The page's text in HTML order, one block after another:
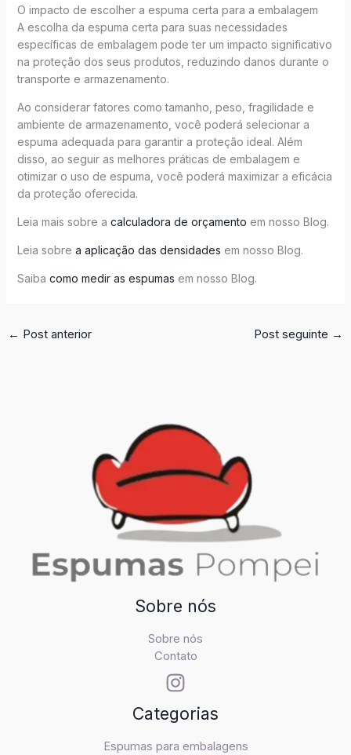
O impacto de escolher a espuma certa para a embalagem
A escolha da espuma certa para suas necessidades
específicas de embalagem pode ter um impacto significativo
na proteção dos seus produtos, reduzindo danos durante o
transporte e armazenamento.
Ao considerar fatores como tamanho, peso, fragilidade e
ambiente de armazenamento, você poderá selecionar a
espuma adequada para garantir a proteção ideal. Além
disso, ao seguir as melhores práticas de embalagem e
otimizar o uso de espuma, você poderá maximizar a eficácia
da proteção oferecida.
Leia mais sobre a calculadora de orçamento em nosso Blog.
Leia sobre a aplicação das densidades em nosso Blog.
Saiba como medir as espumas em nosso Blog.
← Post anterior Post seguinte →
Sobre nós
Sobre nós
Contato
Categorias
Espumas para embalagens